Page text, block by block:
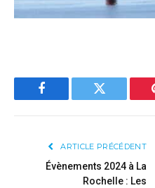
Facebook Twitter
ARTICLE PRÉCÉDENT
Évènements 2024 à La
Rochelle : Les